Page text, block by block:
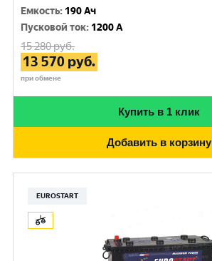
Емкость: 190 Ач
Пусковой ток: 1200 A
15 280руб.
13 570 руб.
при обмене
Купить в 1 клик
Добавить в корзину
EUROSTART